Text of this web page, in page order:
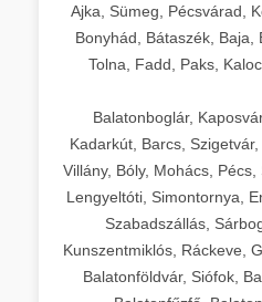
Ajka, Sümeg, Pécsvárad,
Bonyhád, Bátaszék, Baja,
Tolna, Fadd, Paks,
Balatonboglár,
Kadarkút, Barcs,
Villány, Bóly, Mohács, Pécs,
Lengyeltóti, Simontornya,
Szabadszállás,
Kunszentmiklós, Ráckeve,
Balatonföldvár, Siófok,